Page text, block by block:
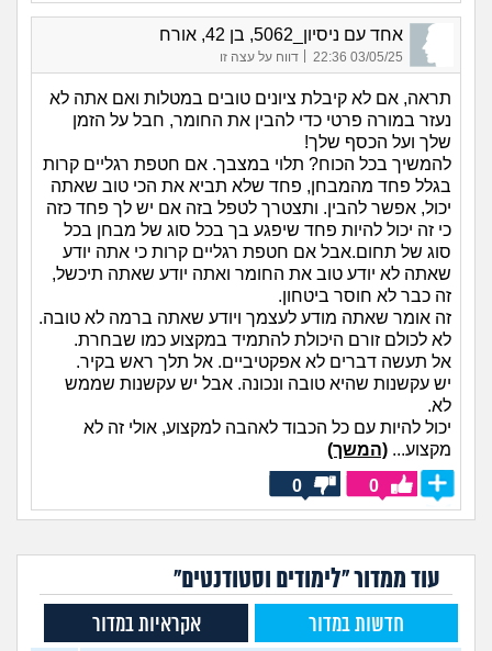
אחד עם ניסיון_5062, בן 42, אורח
03/05/25 22:36 דווח על עצה זו
תראה, אם לא קיבלת ציונים טובים במטלות ואם אתה לא
נעזר במורה פרטי כדי להבין את החומר, חבל על הזמן
שלך ועל הכסף שלך!
להמשיך בכל הכוח? תלוי במצבך. אם חטפת רגליים קרות
בגלל פחד מהמבחן, פחד שלא תביא את הכי טוב שאתה
יכול, אפשר להבין. ותצטרך לטפל בזה אם יש לך פחד כזה
כי זה יכול להיות פחד שיפגע בך בכל סוג של מבחן בכל
סוג של תחום.אבל אם חטפת רגליים קרות כי אתה יודע
שאתה לא יודע טוב את החומר ואתה יודע שאתה תיכשל,
זה כבר לא חוסר ביטחון.
זה אומר שאתה מודע לעצמך ויודע שאתה ברמה לא טובה.
לא לכולם זורם היכולת להתמיד במקצוע כמו שבחרת.
אל תעשה דברים לא אפקטיביים. אל תלך ראש בקיר.
יש עקשנות שהיא טובה ונכונה. אבל יש עקשנות שממש
לא.
יכול להיות עם כל הכבוד לאהבה למקצוע, אולי זה לא
מקצוע... (המשך)
0
0
עוד ממדור "לימודים וסטודנטים"
חדשות במדור אקראיות במדור